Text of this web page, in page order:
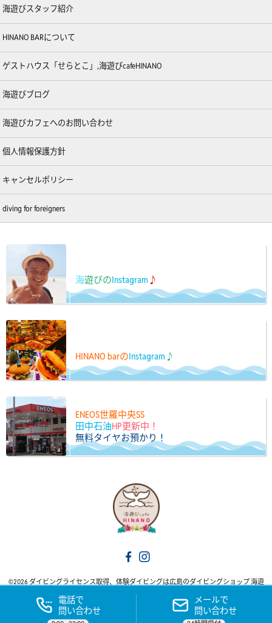
電話で
問い合わせ
メールで
問い合わせ
海遊びスタッフ紹介
HINANO BARについて
ゲストハウス「せらとこ」,海遊びcafeHINANO
海遊びブログ
海遊びカフェへのお問い合わせ
個人情報保護方針
キャンセルポリシー
diving for foreigners
海遊びのInstagram ♪
HINANO barのInstagram ♪
ENEOS世羅中央SS
田中石油HP更新中！
無料タイヤお預かり！
©2026 ダイビングライセンス取得、体験ダイビングは広島のダイビングショップ 海遊
びカフェ HINANO. All Rights Reserved.